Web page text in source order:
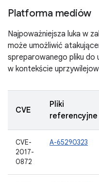
Platforma mediów
Najpoważniejsza luka w
może umożliwić
spreparowanego pliku do
w kontekście
CVE
Pliki
referencyjne
CVE-
2017-
0872
A-65290323